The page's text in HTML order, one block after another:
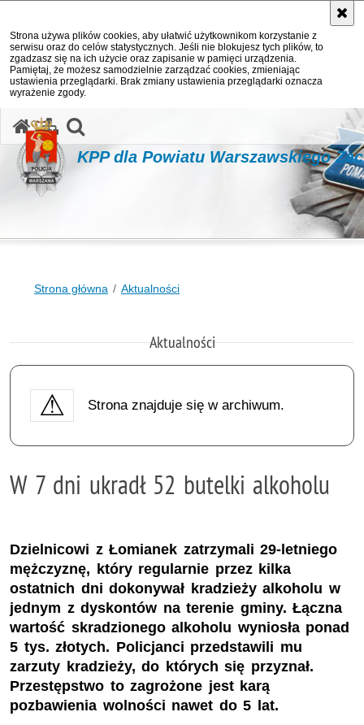
Strona używa plików cookies, aby ułatwić użytkownikom korzystanie z
serwisu oraz do celów statystycznych. Jeśli nie blokujesz tych plików, to
zgadzasz się na ich użycie oraz zapisanie w pamięci urządzenia.
Pamiętaj, że możesz samodzielnie zarządzać cookies, zmieniając
ustawienia przeglądarki. Brak zmiany ustawienia przeglądarki oznacza
wyrażenie zgody.
KPP dla Powiatu Warszawskiego
Strona główna Aktualności
Aktualności
Strona znajduje się w archiwum.
W 7 dni ukradł 52 butelki alkoholu
Dzielnicowi z Łomianek zatrzymali 29-letniego
mężczyznę, który regularnie przez kilka
ostatnich dni dokonywał kradzieży alkoholu w
jednym z dyskontów na terenie gminy. Łączna
wartość skradzionego alkoholu wyniosła ponad
5 tys. złotych. Policjanci przedstawili mu
zarzuty kradzieży, do których się przyznał.
Przestępstwo to zagrożone jest karą
pozbawienia wolności nawet do 5 lat.